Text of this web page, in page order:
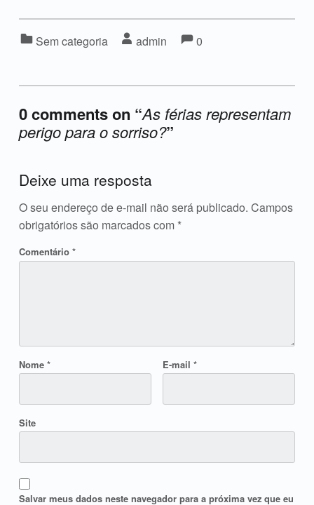
Sem categoria admin
Comentários:
0
0 comments on “As férias representam
perigo para o sorriso?”
Deixe uma resposta
O seu endereço de e-mail não será publicado. Campos
obrigatórios são marcados com *
Comentário *
Nome * E-mail *
Site
Salvar meus dados neste navegador para a próxima vez que eu